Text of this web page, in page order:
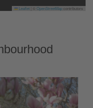
Leaflet OpenStreetMapcontributors